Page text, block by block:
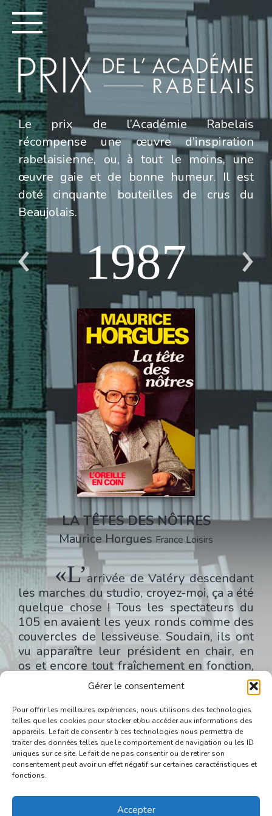
Gérer le consentement
Pour offrir les meilleures expériences, nous utilisons des technologies
telles que les cookies pour stocker et/ou accéder aux informations des
appareils. Le fait de consentir à ces technologies nous permettra de
traiter des données telles que le comportement de navigation ou les ID
uniques sur ce site. Le fait de ne pas consentir ou de retirer son
consentement peut avoir un effet négatif sur certaines caractéristiques et
fonctions.
Accepter
Le prix de l’Académie Rabelais
récompense une œuvre d’inspiration
rabelaisienne, ou, à tout le moins, une
œuvre gaie et de bonne humeur. Il est
doté cinquante bouteilles de crus du
Beaujolais.
1987
LA TÊTES DES NÔTRES
Maurice Horgues France Loisirs
«L’arrivée de Valéry descendant
les marches du studio, croyez-moi, ça a été
quelque chose ! Tous les spectateurs du
105 en avaient les yeux ronds comme des
couvercles de lessiveuse. Soudain, ils ont
vu apparaître leur président en chair, en
os et encore tout fraîchement en fonction,
hilare, plus chauve et plus grand que
jamais, en pull et pantalon « très peuple »,
tenant avec application dans ses longs
bras un immense panier d’osier (il faut
dire que l’une des anses avait craqué au
dernier moment; empli de victuailles :
« Un échantillonnage de tous les produits
d’Auvergne », annonça-t-il d’emblée, de
cette voix chuintante tant imitée, mais qui,
cette fois, semblait imiter celle de ses